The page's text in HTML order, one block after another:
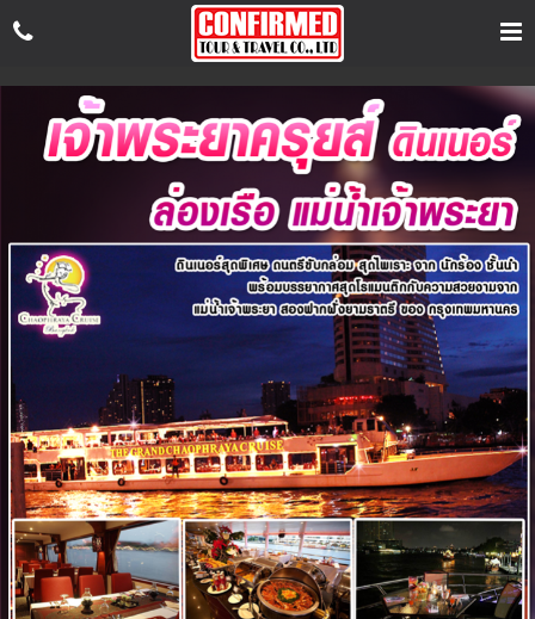
เข้า
สู่
สม
ค
รส
FaceBook
Messenger
LINE
ID:
@confirmedtour